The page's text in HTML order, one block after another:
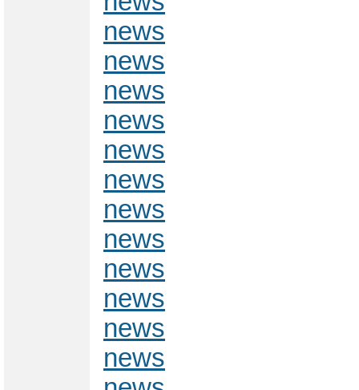
news
news
news
news
news
news
news
news
news
news
news
news